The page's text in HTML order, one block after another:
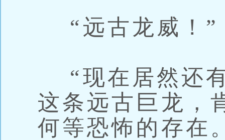
“远古龙威！”
“现在居然还
这条远古巨龙，
何等恐怖的存在